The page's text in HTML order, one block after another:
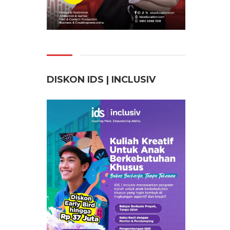
DISKON IDS | INCLUSIV